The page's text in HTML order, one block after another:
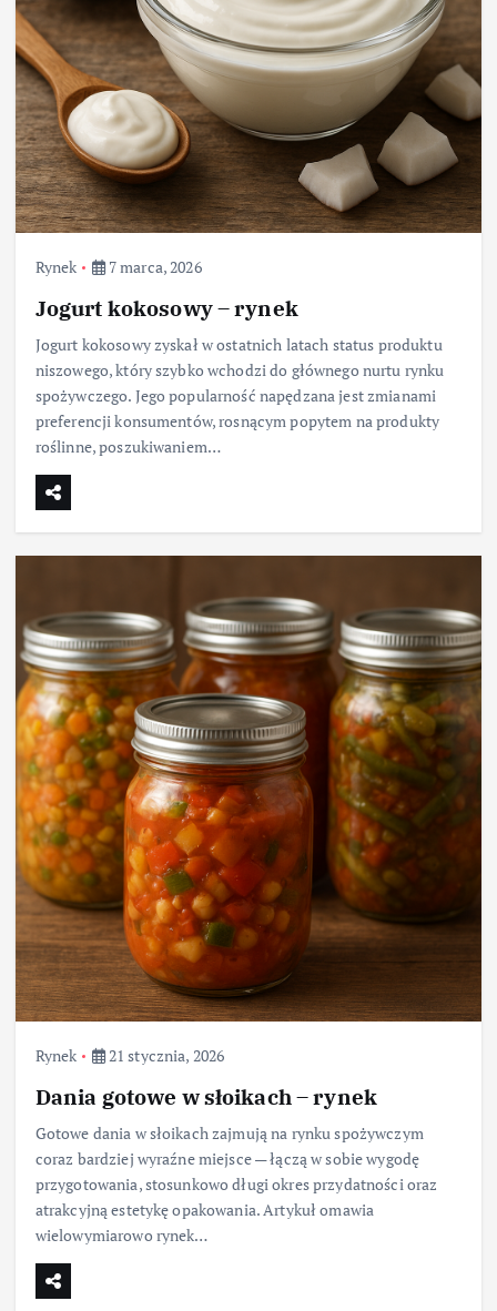
Rynek 7 marca, 2026
Jogurt kokosowy – rynek
Jogurt kokosowy zyskał w ostatnich latach status produktu
niszowego, który szybko wchodzi do głównego nurtu rynku
spożywczego. Jego popularność napędzana jest zmianami
preferencji konsumentów, rosnącym popytem na produkty
roślinne, poszukiwaniem…
Rynek 21 stycznia, 2026
Dania gotowe w słoikach – rynek
Gotowe dania w słoikach zajmują na rynku spożywczym
coraz bardziej wyraźne miejsce — łączą w sobie wygodę
przygotowania, stosunkowo długi okres przydatności oraz
atrakcyjną estetykę opakowania. Artykuł omawia
wielowymiarowo rynek…